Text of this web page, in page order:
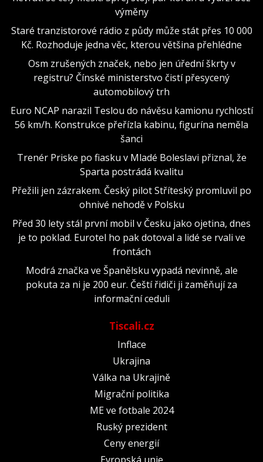
výměny
Staré tranzistorové rádio z půdy může stát přes 10 000
Kč. Rozhoduje jedna věc, kterou většina přehlédne
Osm zrušených značek, nebo jen úřední škrty v
registru? Čínské ministerstvo čistí přesycený
automobilový trh
Euro NCAP narazil Teslou do návěsu kamionu rychlostí
56 km/h. Konstrukce přeřízla kabinu, figurína neměla
šanci
Trenér Priske po fiasku v Mladé Boleslavi přiznal, že
Sparta postrádá kvalitu
Přežili jen zázrakem. Český pilot Stříteský promluvil po
ohnivé nehodě v Polsku
Před 30 lety stál první mobil v Česku jako ojetina, dnes
je to poklad. Eurotel ho pak dotoval a lidé se rvali ve
frontách
Modrá značka ve Španělsku vypadá nevinně, ale
pokuta za ni je 200 eur. Čeští řidiči ji zaměňují za
informační ceduli
Tiscali.cz
Inflace
Ukrajina
Válka na Ukrajině
Migrační politika
ME ve fotbale 2024
Ruský prezident
Ceny energií